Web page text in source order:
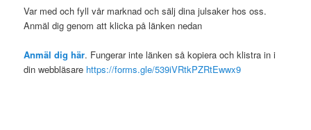
Var med och fyll vår marknad och sälj dina julsaker hos oss.
Anmäl dig genom att klicka på länken nedan
Anmäl dig här. Fungerar inte länken så kopiera och klistra in i
din webbläsare https://forms.gle/539iVRtkPZRtEwwx9